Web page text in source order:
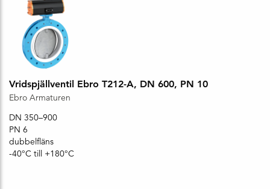
Vridspjällventil Ebro T212-A, DN 600, PN 10
Ebro Armaturen
DN 350–900
PN 6
dubbelfläns
-40°C till +180°C